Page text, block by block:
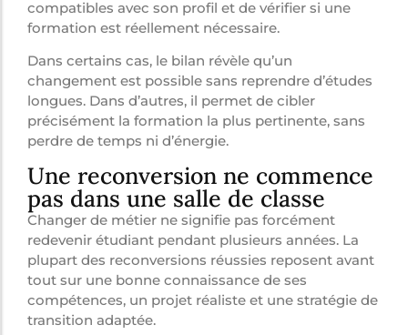
compatibles avec son profil et de vérifier si une
formation est réellement nécessaire.
Dans certains cas, le bilan révèle qu’un
changement est possible sans reprendre d’études
longues. Dans d’autres, il permet de cibler
précisément la formation la plus pertinente, sans
perdre de temps ni d’énergie.
Une reconversion ne commence
pas dans une salle de classe
Changer de métier ne signifie pas forcément
redevenir étudiant pendant plusieurs années. La
plupart des reconversions réussies reposent avant
tout sur une bonne connaissance de ses
compétences, un projet réaliste et une stratégie de
transition adaptée.